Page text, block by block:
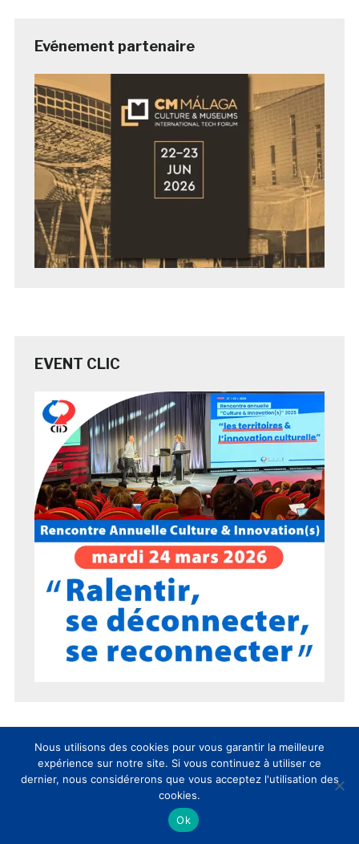
Evénement partenaire
EVENT CLIC
15 ans du CLIC en 15 chiffres !
Nous utilisons des cookies pour vous garantir la meilleure
expérience sur notre site. Si vous continuez à utiliser ce
dernier, nous considérerons que vous acceptez l'utilisation des
cookies.
Ok